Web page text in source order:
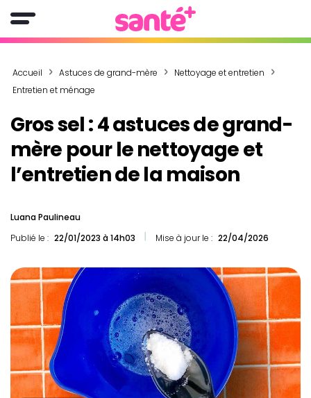
Accueil Astuces de grand-mère
Nettoyage et entretien
Entretien et ménage
Gros sel : 4 astuces de grand-
mère pour le nettoyage et
l’entretien de la maison
Luana Paulineau
Publié le : 22/01/2023 à 14h03 Mise à jour le : 22/04/2026